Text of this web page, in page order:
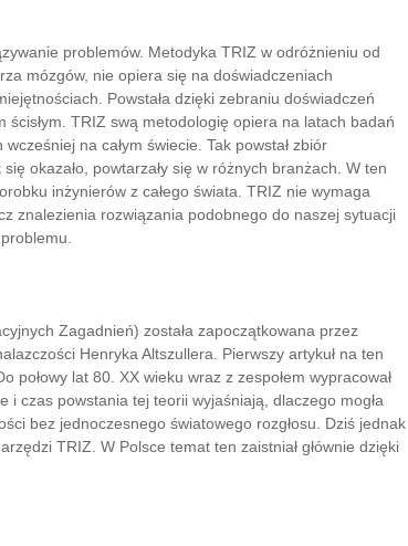
problemów. Metodyka TRIZ w odróżnieniu od
mózgów, nie opiera się na doświadczeniach
Powstała dzięki zebraniu doświadczeń
ścisłym. TRIZ swą metodologię opiera na latach badań
na całym świecie. Tak powstał zbiór
okazało, powtarzały się w różnych branżach. W ten
inżynierów z całego świata. TRIZ nie wymaga
znalezienia rozwiązania podobnego do naszej sytuacji
Zagadnień) została zapoczątkowana przez
Henryka Altszullera. Pierwszy artykuł na ten
połowy lat 80. XX wieku wraz z zespołem wypracował
i czas powstania tej teorii wyjaśniają, dlaczego mogła
bez jednoczesnego światowego rozgłosu. Dziś jednak
TRIZ. W Polsce temat ten zaistniał głównie dzięki